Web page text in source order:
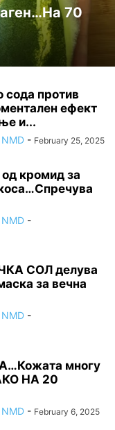
70
сода против
ефект
и...
NMD - February 25, 2025
кромид за
NMD -
СОЛ делува
за вечна
NMD -
многу
НА 20
NMD - February 6, 2025